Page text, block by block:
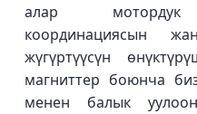
алар мотордук
координациясын
жүгүртүүсүн
магниттер боюнча
менен балык